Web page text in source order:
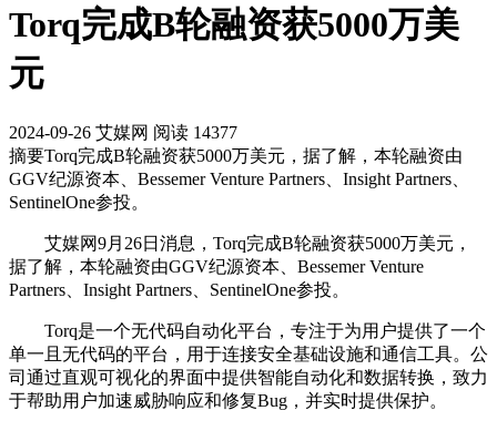
Torq完成B轮融资获5000万美
元
2024-09-26 艾媒网 阅读 14377
摘要Torq完成B轮融资获5000万美元，据了解，本轮融资由
GGV纪源资本、Bessemer Venture Partners、Insight Partners、
SentinelOne参投。
艾媒网9月26日消息，Torq完成B轮融资获5000万美元，
据了解，本轮融资由GGV纪源资本、Bessemer Venture
Partners、Insight Partners、SentinelOne参投。
Torq是一个无代码自动化平台，专注于为用户提供了一个
单一且无代码的平台，用于连接安全基础设施和通信工具。公
司通过直观可视化的界面中提供智能自动化和数据转换，致力
于帮助用户加速威胁响应和修复Bug，并实时提供保护。